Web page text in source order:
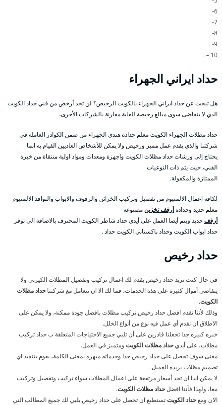
6-
7-
8- .
9- .
10 – .
حداد ايراني الجهراء
هل تبحث عن حداد ايراني الجهراء بالكويت الرخيص؟ لن تجد أرخص من فني حداد الكويت
الذي لا يتقاضى سوى مبالغ رخيصة للغاية مقارنة بالشركات الأخرى،
حداد مظلات الجهراء الكويت معلم حدادة هندي الجهراء من ضمن الكوادر العاملة في
شركتنا والذي يقدم عمل مميز ورخيص ولا يمكن للأشخاص العاديين القيام به انما
يحتاج إلى ورشات حداد مظلات الكويت واجهزة ومعدات ومواد اولية منتقاة من خبرة
الفني، حيث يتم ذات النوعيات
الممتازة والمكفولة.
لكافة اعمال الالمنيوم من تفصيل وتركيب الخزائن والرفوف والابواب والنوافذ الالمنيوم
معلم حديد وحدادةأرفف تخزينمصنوعة
أرففحديد ويتم أيضا العمل على أيدي حداد شاطر الكويت المحترف بالاضافة الى توفر
حداد ابواب الكويت وحداد باكستاني الكويت حداد .
حداد رخيص
في حال كنت تريد حداد رخيص يقدم لك اعمال تركيب وتفصيل المظلات الكيربي ولا
يتقاضى أموال كثيرة على هذه الخدمات، فما لك الا ان تتعامل مع شركتنا حداد مظلات
الكويت.
وذلك لأننا نقدم افضل حداد رخيص تركيب مظلات بافضل جودة ممكنة، ولا يمكن على
الاطلاق ان نقدم أي عمل فيه نوع من أنواع الخلل.
خبره كبيره جدا تجعلنا قادرين على أن تلبي جميع الاحتياجات المتعلقة ب حداد تركيب
مظلات، على أيديحداد مظلات الكويت ومتميز في العمل.
معنى سوف تحصل على حداد رخيص جدا وخدماته مبهره بمعنى الكلمة، يقوم بتنفيذ اي
تصميم مظلات يريده العميل.
لا يمكن ابدا ان تجد أسعار مرتفعة على اعمال المظلات سواء تركيب وتفصيل وتركيب
معا، ولهذا فأننا افضلحداد مظلات الكويت.
الان ومعحداد الكويتتستطيع ان تحصل على حداد رخيص يلبي لك جميع المطالب التي